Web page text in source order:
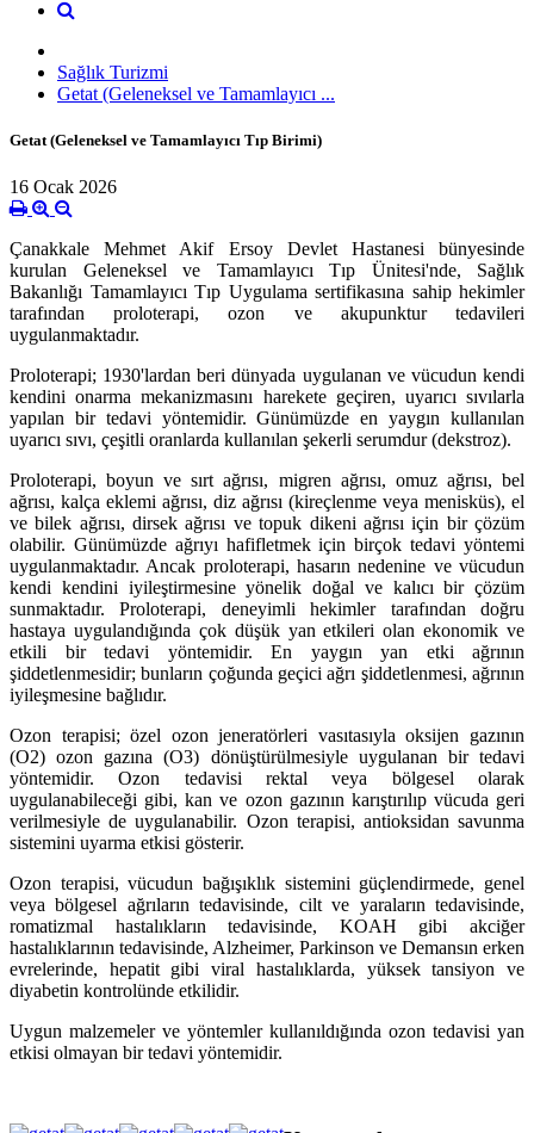
Sağlık Turizmi
Getat (Geleneksel ve Tamamlayıcı ...
Getat (Geleneksel ve Tamamlayıcı Tıp Birimi)
16 Ocak 2026
Çanakkale Mehmet Akif Ersoy Devlet Hastanesi bünyesinde
kurulan Geleneksel ve Tamamlayıcı Tıp Ünitesi'nde, Sağlık
Bakanlığı Tamamlayıcı Tıp Uygulama sertifikasına sahip hekimler
tarafından proloterapi, ozon ve akupunktur tedavileri
uygulanmaktadır.
Proloterapi; 1930'lardan beri dünyada uygulanan ve vücudun kendi
kendini onarma mekanizmasını harekete geçiren, uyarıcı sıvılarla
yapılan bir tedavi yöntemidir. Günümüzde en yaygın kullanılan
uyarıcı sıvı, çeşitli oranlarda kullanılan şekerli serumdur (dekstroz).
Proloterapi, boyun ve sırt ağrısı, migren ağrısı, omuz ağrısı, bel
ağrısı, kalça eklemi ağrısı, diz ağrısı (kireçlenme veya menisküs), el
ve bilek ağrısı, dirsek ağrısı ve topuk dikeni ağrısı için bir çözüm
olabilir. Günümüzde ağrıyı hafifletmek için birçok tedavi yöntemi
uygulanmaktadır. Ancak proloterapi, hasarın nedenine ve vücudun
kendi kendini iyileştirmesine yönelik doğal ve kalıcı bir çözüm
sunmaktadır. Proloterapi, deneyimli hekimler tarafından doğru
hastaya uygulandığında çok düşük yan etkileri olan ekonomik ve
etkili bir tedavi yöntemidir. En yaygın yan etki ağrının
şiddetlenmesidir; bunların çoğunda geçici ağrı şiddetlenmesi, ağrının
iyileşmesine bağlıdır.
Ozon terapisi; özel ozon jeneratörleri vasıtasıyla oksijen gazının
(O2) ozon gazına (O3) dönüştürülmesiyle uygulanan bir tedavi
yöntemidir. Ozon tedavisi rektal veya bölgesel olarak
uygulanabileceği gibi, kan ve ozon gazının karıştırılıp vücuda geri
verilmesiyle de uygulanabilir. Ozon terapisi, antioksidan savunma
sistemini uyarma etkisi gösterir.
Ozon terapisi, vücudun bağışıklık sistemini güçlendirmede, genel
veya bölgesel ağrıların tedavisinde, cilt ve yaraların tedavisinde,
romatizmal hastalıkların tedavisinde, KOAH gibi akciğer
hastalıklarının tedavisinde, Alzheimer, Parkinson ve Demansın erken
evrelerinde, hepatit gibi viral hastalıklarda, yüksek tansiyon ve
diyabetin kontrolünde etkilidir.
Uygun malzemeler ve yöntemler kullanıldığında ozon tedavisi yan
etkisi olmayan bir tedavi yöntemidir.